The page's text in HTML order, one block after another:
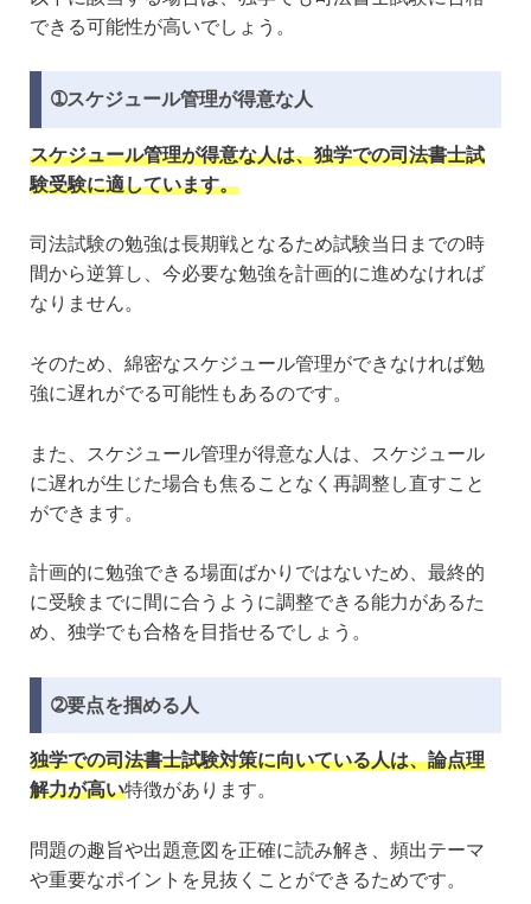
できる可能性が高いでしょう。
➀スケジュール管理が得意な人
スケジュール管理が得意な人は、独学での司法書士試
験受験に適しています。
司法試験の勉強は長期戦となるため試験当日までの時
間から逆算し、今必要な勉強を計画的に進めなければ
なりません。
そのため、綿密なスケジュール管理ができなければ勉
強に遅れがでる可能性もあるのです。
また、スケジュール管理が得意な人は、スケジュール
に遅れが生じた場合も焦ることなく再調整し直すこと
ができます。
計画的に勉強できる場面ばかりではないため、最終的
に受験までに間に合うように調整できる能力があるた
め、独学でも合格を目指せるでしょう。
➁要点を掴める人
独学での司法書士試験対策に向いている人は、論点理
解力が高い特徴があります。
問題の趣旨や出題意図を正確に読み解き、頻出テーマ
や重要なポイントを見抜くことができるためです。